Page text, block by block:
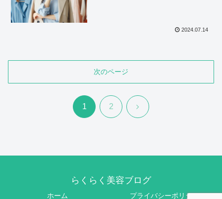
2024.07.14
次のページ
1 2 次
らくらく美容ブログ
ホーム プライバシーポリシー